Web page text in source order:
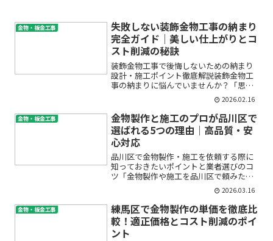
金物・板金工事
失敗しない装飾金物工事の納まり
完全ガイド｜美しい仕上がりとコ
スト削減の秘訣
装飾金物工事で後悔しないための納まり
設計・施工ポイント徹底解説装飾金物工
事の納まりに悩んでいませんか？「思っ
たより仕上がりが美しくならない」「現
場で図面と合わずに手戻りになった」
「コスト管理がうまくいかない」――こうし
た不安や疑問を抱えて検...
2026.02.16
金物・板金工事
金物製作と施工のプロが品川区で
選ばれる5つの理由｜高品質・安
心対応
品川区で金物製作・施工を依頼する際に
知っておきたいポイントと業者選びのコ
ツ「金物製作や施工を品川区で頼みたい
けれど、どこに相談すればいいのか分か
らない」「オーダーの要望をしっかり叶
えてくれる業者がいるのか不安」——こ
のような悩みをお持ちでは...
2026.03.16
金物・板金工事
練馬区で金物製作の単価を徹底比
較！適正価格とコスト削減のポイ
ント